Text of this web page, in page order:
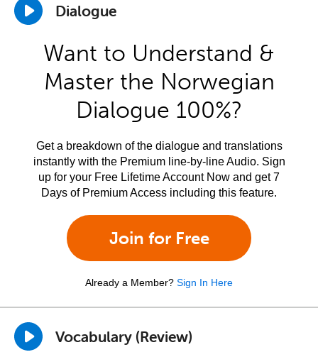
Dialogue
Want to Understand &
Master the Norwegian
Dialogue 100%?
Get a breakdown of the dialogue and translations
instantly with the Premium line-by-line Audio. Sign
up for your Free Lifetime Account Now and get 7
Days of Premium Access including this feature.
Join for Free
Already a Member? Sign In Here
Vocabulary (Review)